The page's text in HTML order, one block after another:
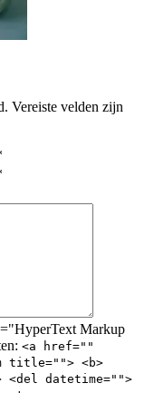
Vereiste velden zijn
Markup
<a href=""
title=""> <b>
<del datetime="">